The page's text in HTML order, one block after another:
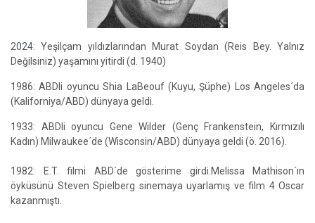
2024: Yeşilçam yıldızlarından Murat Soydan (Reis Bey. Yalnız
Değilsiniz) yaşamını yitirdi (d. 1940)
1986: ABDli oyuncu Shia LaBeouf (Kuyu, Şüphe) Los Angeles´da
(Kaliforniya/ABD) dünyaya geldi.
1933: ABDli oyuncu Gene Wilder (Genç Frankenstein, Kırmızılı
Kadın) Milwaukee´de (Wisconsin/ABD) dünyaya geldi (ö. 2016).
1982: E.T. filmi ABD´de gösterime girdi.Melissa Mathison´ın
öyküsünü Steven Spielberg sinemaya uyarlamış ve film 4 Oscar
kazanmıştı.